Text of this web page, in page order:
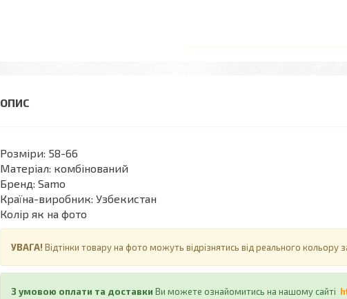
Розміри: 58-66
Матеріал: комбінований
Бренд: Samo
Країна-виробник: Узбекистан
Колір як на фото
УВАГА! Відтінки товару на фото можуть відрізнятись від реального
З умовою оплати та доставки Ви можете ознайомитись на нашому сайті